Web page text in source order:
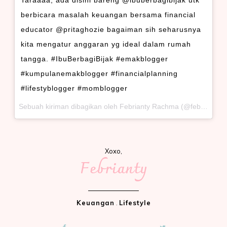
berbicara masalah keuangan bersama financial
educator @pritaghozie bagaiman sih seharusnya
kita mengatur anggaran yg ideal dalam rumah
tangga. #IbuBerbagiBijak #emakblogger
#kumpulanemakblogger #financialplanning
#lifestyblogger #momblogger
Xoxo,
Febrianty
Keuangan . Lifestyle